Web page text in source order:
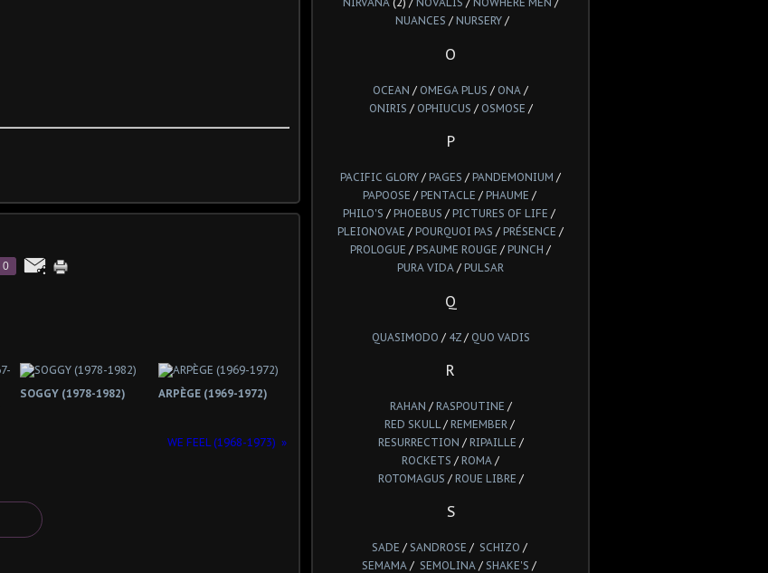
0
SOGGY (1978-1982) ARPÈGE (1969-1972)
WE FEEL (1968-1973)
NUANCES / NURSERY/
O
OCEAN / OMEGA PLUS / ONA /
ONIRIS /OPHIUCUS / OSMOSE /
P
PACIFIC GLORY / PAGES / PANDEMONIUM /
PAPOOSE / PENTACLE / PHAUME /
PHILO'S / PHOEBUS / PICTURES OF LIFE /
PLEIONOVAE / POURQUOI PAS / PRÉSENCE /
PROLOGUE / PSAUME ROUGE / PUNCH /
PURA VIDA / PULSAR
Q
QUASIMODO / 4Z/ QUO VADIS
R
RAHAN / RASPOUTINE /
RED SKULL/ REMEMBER/
RESURRECTION / RIPAILLE /
ROCKETS / ROMA /
ROTOMAGUS / ROUE LIBRE /
S
SADE / SANDROSE / SCHIZO /
SEMAMA / SEMOLINA / SHAKE'S /